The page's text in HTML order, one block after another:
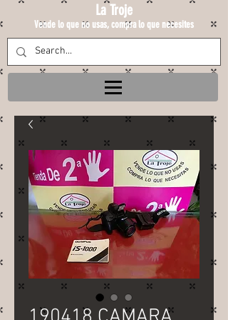
La Troje
Vende lo que no usas, compra lo que necesites